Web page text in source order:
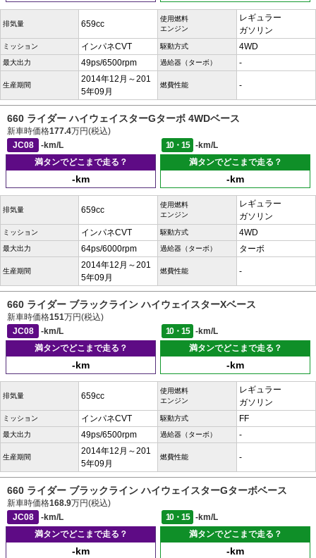
排気量 659cc
使用燃料
エンジン
レギュラー
ガソリン
ミッション インパネCVT 駆動方式 4WD
最大出力 49ps/6500rpm 過給器（ターボ） -
生産期間
2014年12月～201
5年09月
燃費性能 -
660 ライダー ハイウェイスターGターボ 4WDベース
新車時価格177.4万円(税込)
JC08
-km/L 10・15
-km/L
満タンでどこまで走る？
-km
満タンでどこまで走る？
-km
排気量 659cc
使用燃料
エンジン
レギュラー
ガソリン
ミッション インパネCVT 駆動方式 4WD
最大出力 64ps/6000rpm 過給器（ターボ） ターボ
生産期間
2014年12月～201
5年09月
燃費性能 -
660 ライダー ブラックライン ハイウェイスターXベース
新車時価格151万円(税込)
JC08
-km/L 10・15
-km/L
満タンでどこまで走る？
-km
満タンでどこまで走る？
-km
排気量 659cc
使用燃料
エンジン
レギュラー
ガソリン
ミッション インパネCVT 駆動方式 FF
最大出力 49ps/6500rpm 過給器（ターボ） -
生産期間
2014年12月～201
5年09月
燃費性能 -
660 ライダー ブラックライン ハイウェイスターGターボベース
新車時価格168.9万円(税込)
JC08
-km/L 10・15
-km/L
満タンでどこまで走る？
-km
満タンでどこまで走る？
-km